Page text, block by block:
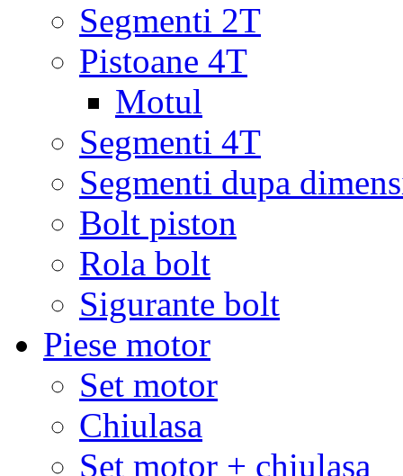
Segmenti 2T
Pistoane 4T
Motul
Segmenti 4T
Segmenti dupa
Bolt piston
Rola bolt
Sigurante bolt
Piese motor
Set motor
Chiulasa
Set motor + chiulasa